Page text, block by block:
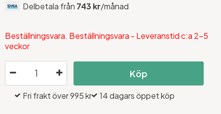
Delbetala från 743 kr/månad
Beställningsvara. Beställningsvara - Leveranstid c:a 2-5
veckor
Köp
Fri frakt över 995 kr 14 dagars öppet köp